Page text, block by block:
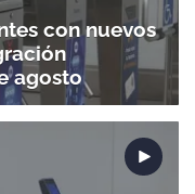
boletín.
con nuevos
agosto